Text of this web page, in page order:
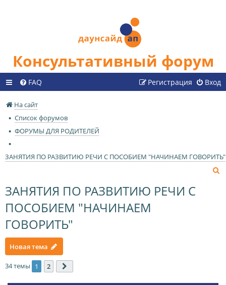
Консультативный форум
FAQ Вход
Регистрация
На сайт
Список форумов
ФОРУМЫ ДЛЯ РОДИТЕЛЕЙ
ЗАНЯТИЯ ПО РАЗВИТИЮ РЕЧИ С ПОСОБИЕМ "НАЧИНАЕМ ГОВОРИТЬ"
ЗАНЯТИЯ ПО РАЗВИТИЮ РЕЧИ С
ПОСОБИЕМ "НАЧИНАЕМ
ГОВОРИТЬ"
Новая тема
34 темы 1 2